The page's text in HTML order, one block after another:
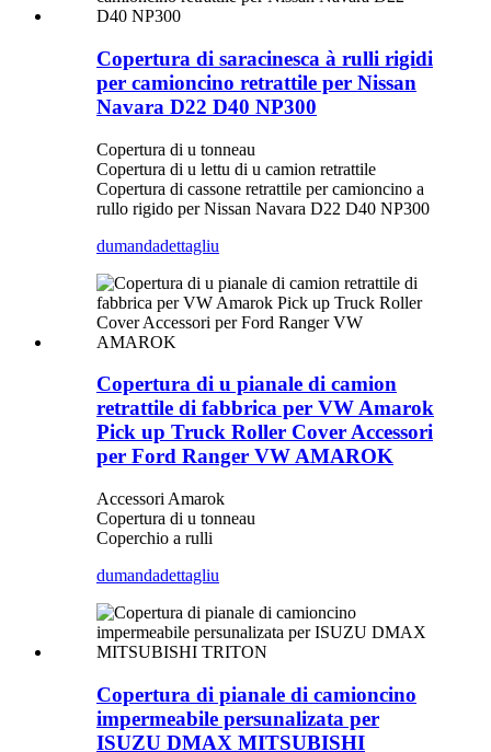
Copertura di saracinesca à rulli rigidi
per camioncino retrattile per Nissan
Navara D22 D40 NP300
Copertura di u tonneau
Copertura di u lettu di u camion retrattile
Copertura di cassone retrattile per camioncino a
rullo rigido per Nissan Navara D22 D40 NP300
dumandadettagliu
Copertura di u pianale di camion
retrattile di fabbrica per VW Amarok
Pick up Truck Roller Cover Accessori
per Ford Ranger VW AMAROK
Accessori Amarok
Copertura di u tonneau
Coperchio a rulli
dumandadettagliu
Copertura di pianale di camioncino
impermeabile persunalizata per
ISUZU DMAX MITSUBISHI